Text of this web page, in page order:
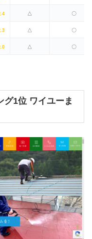
△ 〇
△ 〇
△ 〇
グ1位 ワイユーま